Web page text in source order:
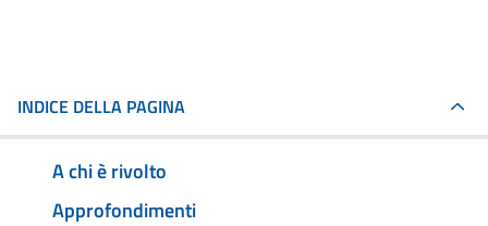
INDICE DELLA PAGINA
A chi è rivolto
Approfondimenti